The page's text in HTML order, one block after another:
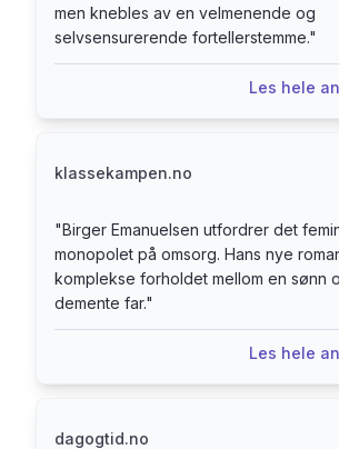
men knebles av en velmenende og
selvsensurerende fortellerstemme."
Les hele
klassekampen.no
"Birger Emanuelsen utfordrer det
monopolet på omsorg. Hans nye
komplekse forholdet mellom en sønn
demente far."
Les hele
dagogtid.no